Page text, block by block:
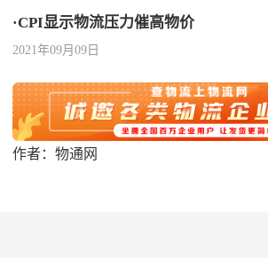
·CPI显示物流压力催高物价
2021年09月09日
作者：物通网